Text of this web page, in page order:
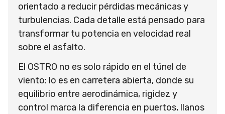
orientado a reducir pérdidas mecánicas y
turbulencias. Cada detalle está pensado para
transformar tu potencia en velocidad real
sobre el asfalto.
El OSTRO no es solo rápido en el túnel de
viento: lo es en carretera abierta, donde su
equilibrio entre aerodinámica, rigidez y
control marca la diferencia en puertos, llanos